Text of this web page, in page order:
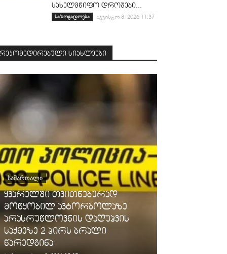
სახელმწიფო დროშები...
საზოგადოება აგვისტო 8, 2026 11:37
რეკომედირებული სიახლეები
ᲡᲐᲛᲐᲠᲗᲐᲚᲘ
ყვარელში თვითნებურად
მოწყობილ ავტორბოლაზე
არასრუწლოვნის დაღუპვის
საქმეზე 2 პირს ბრალი
წარედგინა